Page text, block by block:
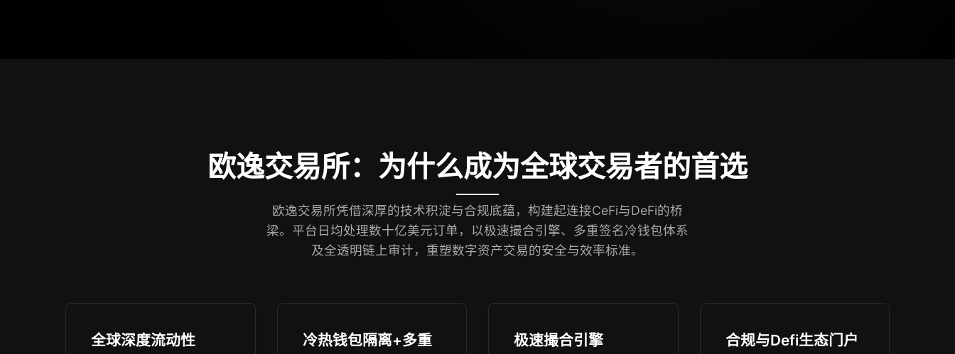
欧逸交易所：为什么成为全球交易者的首选
欧逸交易所凭借深厚的技术积淀与合规底蕴，构建起连接CeFi与DeFi的桥
梁。平台日均处理数十亿美元订单，以极速撮合引擎、多重签名冷钱包体系
及全透明链上审计，重塑数字资产交易的安全与效率标准。
全球深度流动性
冷热钱包隔离+多重
极速撮合引擎 合规与Defi生态门户